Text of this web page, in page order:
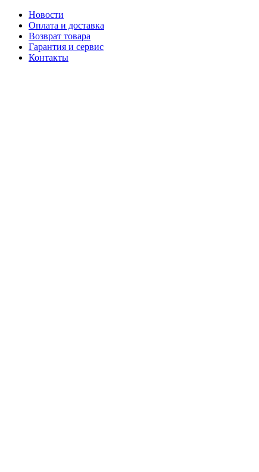
Новости
Оплата и доставка
Возврат товара
Гарантия и сервис
Контакты